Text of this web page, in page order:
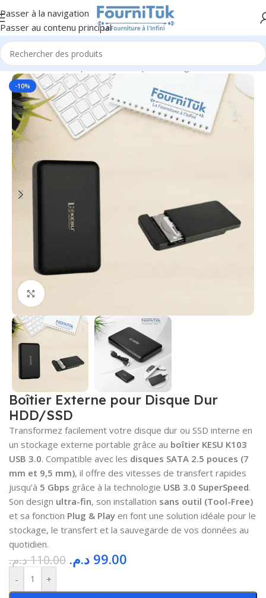
Passer à la navigation
Passer au contenu principal
Accueil/Informatique & Bureautique/Stockage & Mémoire
-10%
Cliquez pour agrandir
Boîtier Externe pour Disque Dur
HDD/SSD
Transformez facilement votre disque dur ou SSD interne en
un stockage externe portable grâce au boîtier KESU K103
USB 3.0. Compatible avec les disques SATA 2.5 pouces (7
mm et 9,5 mm), il offre des vitesses de transfert rapides
jusqu’à 5 Gbps grâce à la technologie USB 3.0 SuperSpeed.
Son design ultra-fin, son installation sans outil (Tool-Free)
et sa fonction Plug & Play en font une solution idéale pour le
stockage, le transfert et la sauvegarde de vos données au
quotidien.
110.00د.م. 99.00 د.م.
- +